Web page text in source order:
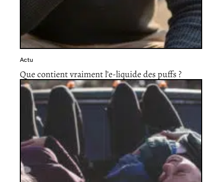
Actu
Que contient vraiment l’e-liquide des puffs ?